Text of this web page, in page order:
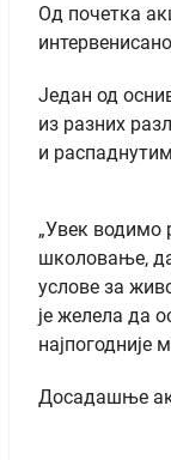
Од почетка
Један од
из разних
и
„Увек водимо
школовање,
услове за
је желела да
најпогодније
Досадашње